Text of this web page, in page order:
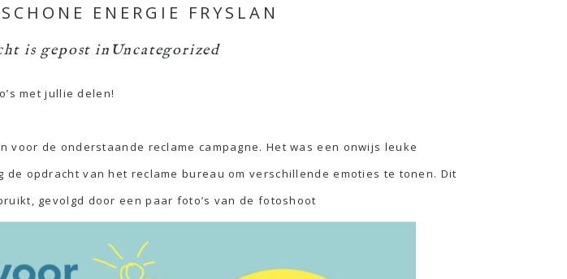
ENERGIE FRYSLAN
is gepost in Uncategorized
met jullie delen!
de onderstaande reclame campagne. Het was een onwijs leuke
opdracht van het reclame bureau om verschillende emoties te tonen. Dit
gevolgd door een paar foto’s van de fotoshoot